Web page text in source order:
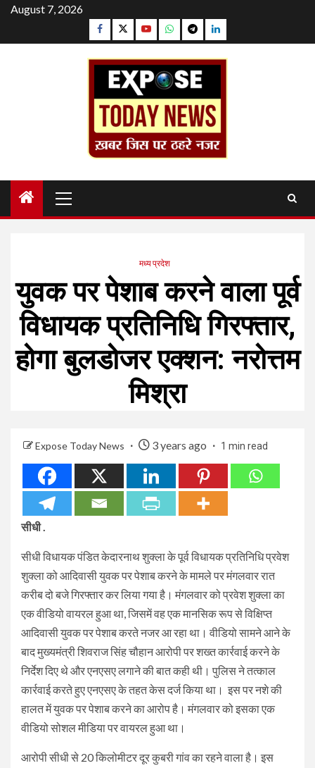
Skip
content
August 7, 2026
Facebook
TwitterYouTubeWhatsapp
TelegramLinkedin
Menu
मध्य प्रदेश
युवक पर पेशाब करने वाला पूर्व
विधायक प्रतिनिधि गिरफ्तार,
होगा बुलडोजर एक्शन: नरोत्तम
मिश्रा
Expose Today News 3 years ago 1 min read
सीधी .
सीधी विधायक पंडित केदारनाथ शुक्ला के पूर्व विधायक प्रतिनिधि प्रवेश
शुक्ला को आदिवासी युवक पर पेशाब करने के मामले पर मंगलवार रात
करीब दो बजे गिरफ्तार कर लिया गया है। मंगलवार को प्रवेश शुक्ला का
एक वीडियो वायरल हुआ था, जिसमें वह एक मानसिक रूप से विक्षिप्त
आदिवासी युवक पर पेशाब करते नजर आ रहा था। वीडियो सामने आने के
बाद मुख्यमंत्री शिवराज सिंह चौहान आरोपी पर शख्त कार्रवाई करने के
निर्देश दिए थे और एनएसए लगाने की बात कही थी। पुलिस ने तत्काल
कार्रवाई करते हुए एनएसए के तहत केस दर्ज किया था। इस पर नशे की
हालत में युवक पर पेशाब करने का आरोप है। मंगलवार को इसका एक
वीडियो सोशल मीडिया पर वायरल हुआ था।
आरोपी सीधी से 20 किलोमीटर दूर कुबरी गांव का रहने वाला है। इस